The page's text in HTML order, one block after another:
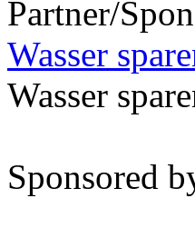
Wasser
Wasser
Sponsored